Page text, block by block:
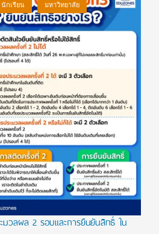
นักเรียน มหาวิทยาลัย
มวลผล 2 รอบและการยืนยันสิทธิ์ ใน